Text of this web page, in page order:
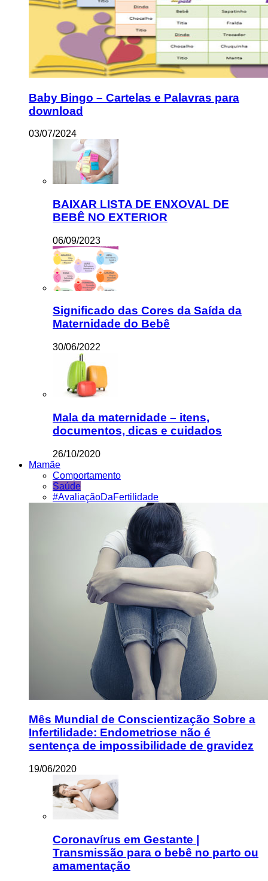
Baby Bingo – Cartelas e Palavras para
download
03/07/2024
BAIXAR LISTA DE ENXOVAL DE
BEBÊ NO EXTERIOR
06/09/2023
Significado das Cores da Saída da
Maternidade do Bebê
30/06/2022
Mala da maternidade – itens,
documentos, dicas e cuidados
26/10/2020
Mamãe
Comportamento
Saúde
#AvaliaçãoDaFertilidade
Mês Mundial de Conscientização Sobre a
Infertilidade: Endometriose não é
sentença de impossibilidade de gravidez
19/06/2020
Coronavírus em Gestante |
Transmissão para o bebê no parto ou
amamentação